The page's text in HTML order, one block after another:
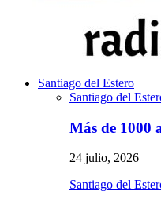
Santiago del Estero
Santiago del
Más de 1000
24 julio, 2026
Santiago del